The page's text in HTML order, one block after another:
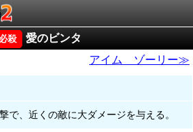
愛のビンタ
アイム ゾーリー≫
で、近くの敵に大ダメージを与える。